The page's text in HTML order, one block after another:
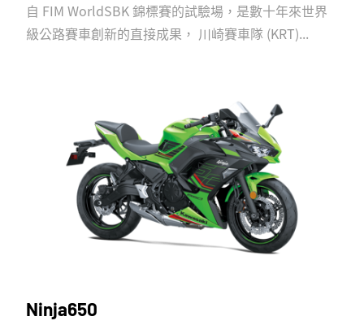
自 FIM WorldSBK 錦標賽的試驗場，是數十年來世界
級公路賽車創新的直接成果， 川崎賽車隊 (KRT)...
Ninja650